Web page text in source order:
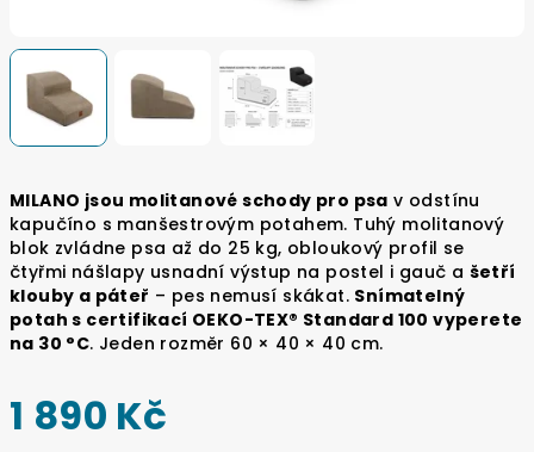
MILANO jsou molitanové schody pro psa v odstínu
kapučíno s manšestrovým potahem. Tuhý molitanový
blok zvládne psa až do 25 kg, obloukový profil se
čtyřmi nášlapy usnadní výstup na postel i gauč a šetří
klouby a páteř – pes nemusí skákat. Snímatelný
potah s certifikací OEKO-TEX® Standard 100 vyperete
na 30 °C. Jeden rozměr 60 × 40 × 40 cm.
1 890 Kč